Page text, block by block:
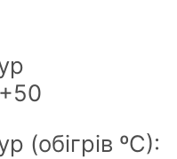
(обігрів ºС):